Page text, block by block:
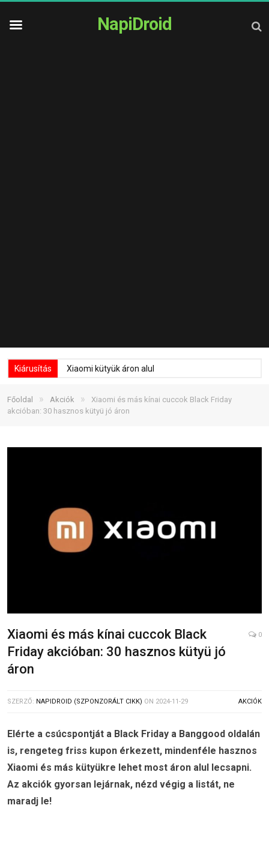
NapiDroid
Kiárusítás Xiaomi kütyük áron alul
Főoldal » Akciók »
Xiaomi és más kínai cuccok Black Friday
akcióban: 30 hasznos kütyü jó áron
Xiaomi és más kínai cuccok Black
Friday akcióban: 30 hasznos kütyü jó
áron
0
SZERZŐ: NAPIDROID (SZPONZORÁLT CIKK) ON 2024-11-29 AKCIÓK
Elérte a csúcspontját a Black Friday a Banggood oldalán
is, rengeteg friss kupon érkezett, mindenféle hasznos
Xiaomi és más kütyükre lehet most áron alul lecsapni.
Az akciók gyorsan lejárnak, nézd végig a listát, ne
maradj le!